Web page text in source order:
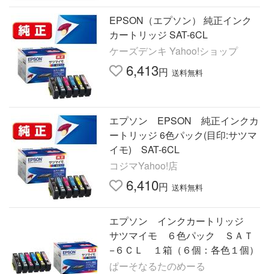
EPSON（エプソン） 純正インク
カートリッジ SAT-6CL
ケーズデンキ Yahoo!ショップ
6,413円 送料無料
エプソン EPSON 純正インクカ
ートリッジ 6色パック(目印:サツマ
イモ) SAT-6CL
コジマYahoo!店
6,410円 送料無料
エプソン インクカートリッジ
サツマイモ ６色パック ＳＡＴ
−６ＣＬ １箱（６個：各色１個）
ぱーそなるたのめーる